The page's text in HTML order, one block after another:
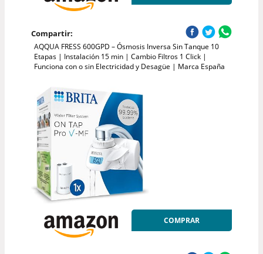
Compartir:
AQQUA FRESS 600GPD – Ósmosis Inversa Sin Tanque 10
Etapas | Instalación 15 min | Cambio Filtros 1 Click |
Funciona con o sin Electricidad y Desagüe | Marca España
COMPRAR